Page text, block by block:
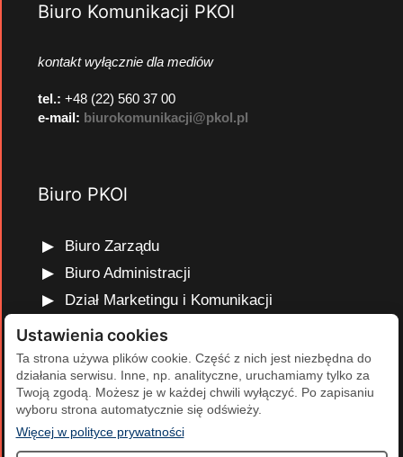
Biuro Komunikacji PKOl
kontakt wyłącznie dla mediów
tel.: +48 (22) 560 37 00
e-mail: biurokomunikacji@pkol.pl
Biuro PKOl
Biuro Zarządu
Biuro Administracji
Dział Marketingu i Komunikacji
Dział Edukacji Olimpijskiej
Dział Finansów i Kadr
Dział Projektów Olimpijskich
Dział Programów Rozwojowych
Ustawienia cookies
Ta strona używa plików cookie. Część z nich jest niezbędna do
działania serwisu. Inne, np. analityczne, uruchamiamy tylko za
Twoją zgodą. Możesz je w każdej chwili wyłączyć. Po zapisaniu
wyboru strona automatycznie się odświeży.
Więcej w polityce prywatności(otwiera się w nowej karcie)